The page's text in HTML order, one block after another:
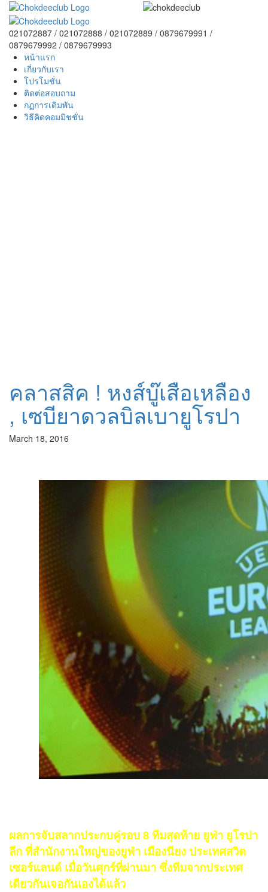
021072887 / 021072888 / 021072889 / 0879679991 /
0879679992 / 0879679993
หน้าแรก
เกี่ยวกับเรา
โปรโมชั่น
ติดต่อสอบถาม
กฏการเดิมพัน
วิธีคิดคอมมิชชั่น
คลาสสิค ! หงส์บู๊เสือเหลือง
, เซบียาดวลบิลเบายูโรปา
March 18, 2016
ผลการจับสลากประกบคู่รอบ 8 ทีมสุดท้าย ยูฟ่า ยูโรปา
ลีก ที่สำนักงานใหญ่ของยูฟ่า เมืองนียง ประเทศสวิต
เซอร์แลนด์ เมื่อวันศุกร์ที่ผ่านมา ซึ่งทีมจากประเทศ
เดียวกันเจอกันเองได้แล้ว